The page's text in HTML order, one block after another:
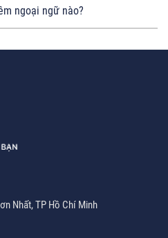
ngoại ngữ nào?
Nhất, TP Hồ Chí Minh